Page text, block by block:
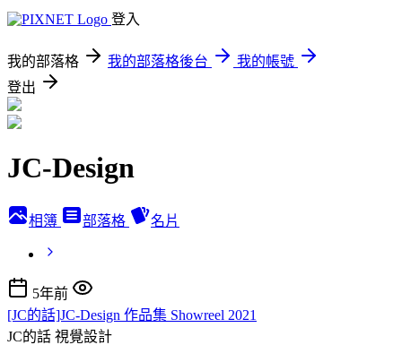
登入
我的部落格 我的部落格後台
我的帳號
登出
JC-Design
相簿 部落格 名片
5年前
[JC的話]JC-Design 作品集 Showreel 2021
JC的話 視覺設計